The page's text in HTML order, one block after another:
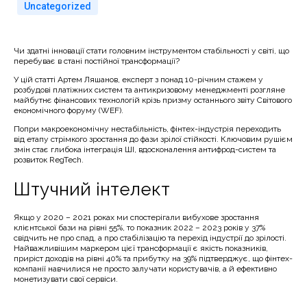
Uncategorized
Чи здатні інновації стати головним інструментом стабільності у світі, що
перебуває в стані постійної трансформації?
У цій статті Артем Ляшанов, експерт з понад 10-річним стажем у
розбудові платіжних систем та антикризовому менеджменті розгляне
майбутнє фінансових технологій крізь призму останнього звіту Світового
економічного форуму (WEF).
Попри макроекономічну нестабільність, фінтех-індустрія переходить
від етапу стрімкого зростання до фази зрілої стійкості. Ключовим рушієм
змін стає глибока інтеграція ШІ, вдосконалення антифрод-систем та
розвиток RegTech.
Штучний інтелект
Якщо у 2020 – 2021 роках ми спостерігали вибухове зростання
клієнтської бази на рівні 55%, то показник 2022 – 2023 років у 37%
свідчить не про спад, а про стабілізацію та перехід індустрії до зрілості.
Найважливішим маркером цієї трансформації є якість показників,
приріст доходів на рівні 40% та прибутку на 39% підтверджує, що фінтех-
компанії навчилися не просто залучати користувачів, а й ефективно
монетизувати свої сервіси.